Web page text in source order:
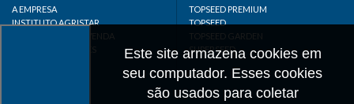
Este site armazena cookies em
seu computador. Esses cookies
são usados para coletar
A EMPRESA
INSTITUTO AGRISTAR
DISTRIBUIDOR/REVENDA
LINKS IMPORTANTES
TOPSEED PREMIUM
TOPSEED
TOPSEED GARDEN
SUPERSEED